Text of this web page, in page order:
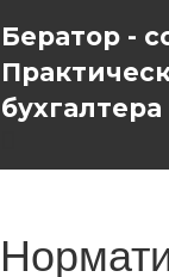
Бератор -
бухгалтера